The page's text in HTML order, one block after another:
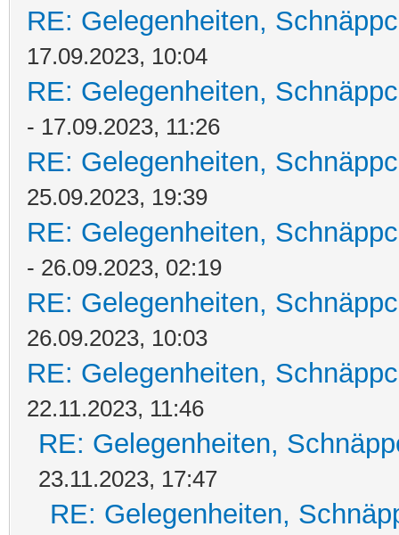
RE: Gelegenheiten,
17.09.2023, 10:04
RE: Gelegenheiten,
- 17.09.2023, 11:26
RE: Gelegenheiten,
25.09.2023, 19:39
RE: Gelegenheiten,
- 26.09.2023, 02:19
RE: Gelegenheiten,
26.09.2023, 10:03
RE: Gelegenheiten,
22.11.2023, 11:46
RE: Gelegenheiten,
23.11.2023, 17:47
RE: Gelegenheiten,